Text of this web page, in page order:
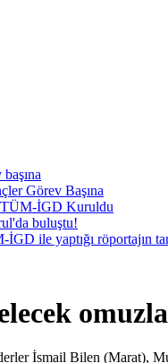
Görev Başına
TÜM-İGD Kuruldu
buluştu!
ile yaptığı röportajın
İsmail Bilen (Marat),